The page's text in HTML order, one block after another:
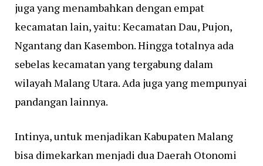
juga yang menambahkan dengan empat
kecamatan lain, yaitu: Kecamatan Dau, Pujon,
Ngantang dan Kasembon. Hingga totalnya ada
sebelas kecamatan yang tergabung dalam
wilayah Malang Utara. Ada juga yang mempunyai
pandangan lainnya.
Intinya, untuk menjadikan Kabupaten Malang
bisa dimekarkan menjadi dua Daerah Otonomi